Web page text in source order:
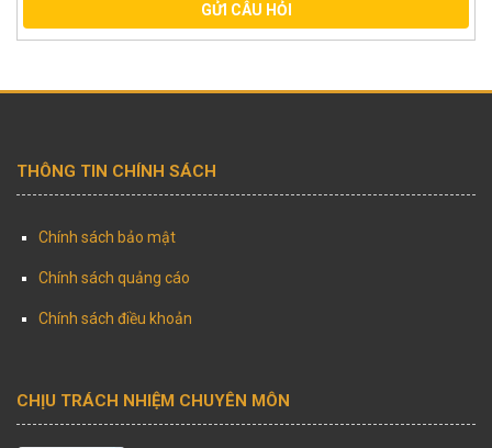
GỬI CÂU HỎI
THÔNG TIN CHÍNH SÁCH
Chính sách bảo mật
Chính sách quảng cáo
Chính sách điều khoản
CHỊU TRÁCH NHIỆM CHUYÊN MÔN